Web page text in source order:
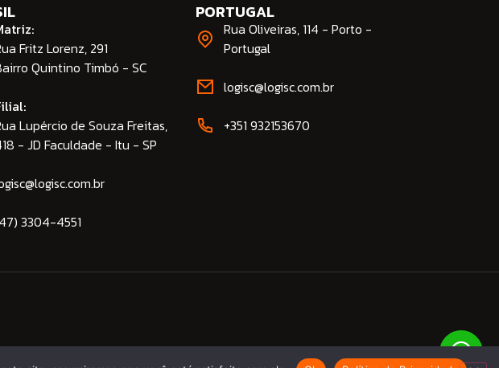
Fritz Lorenz, 291
Quintino Timbó - SC
Lupércio de Souza Freitas,
- JD Faculdade - Itu - SP
3304-4551​
PORTUGAL
Rua Oliveiras, 114 - Porto -
Portugal
logisc@logisc.com.br​
+351 932153670